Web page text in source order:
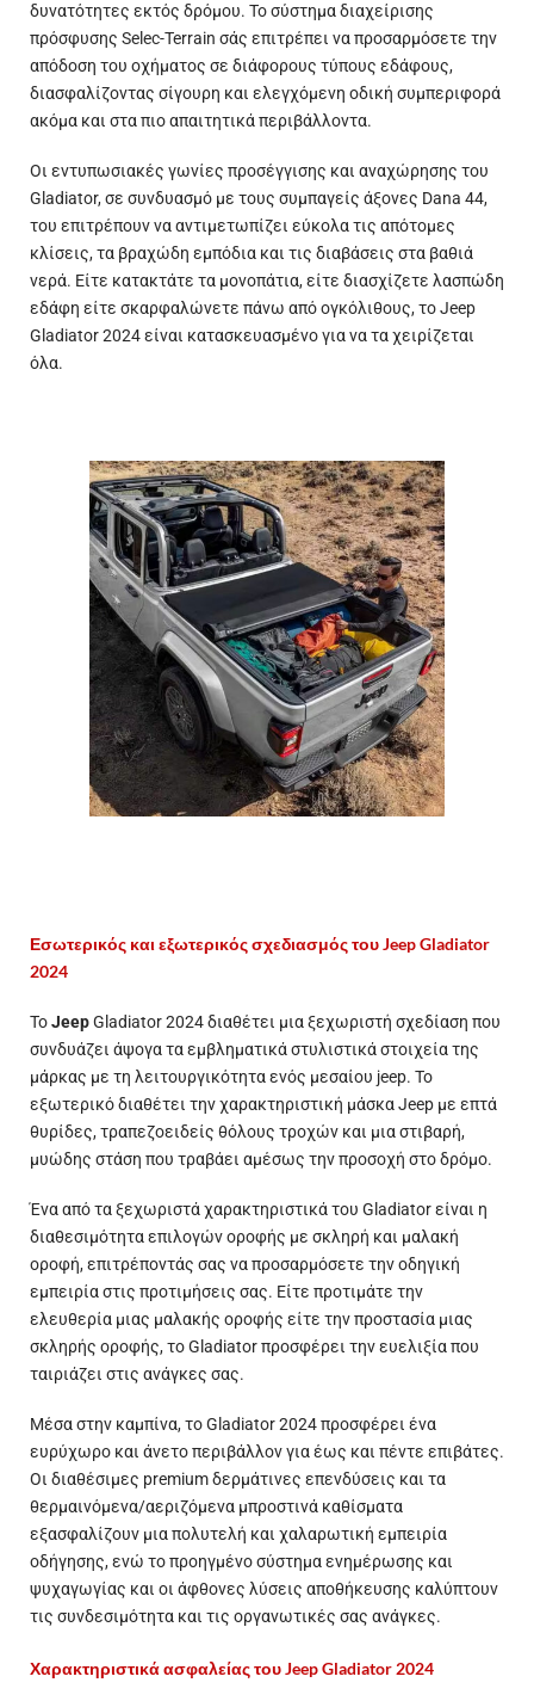
δυνατότητες εκτός δρόμου. Το σύστημα διαχείρισης
πρόσφυσης Selec-Terrain σάς επιτρέπει να προσαρμόσετε την
απόδοση του οχήματος σε διάφορους τύπους εδάφους,
διασφαλίζοντας σίγουρη και ελεγχόμενη οδική συμπεριφορά
ακόμα και στα πιο απαιτητικά περιβάλλοντα.
Οι εντυπωσιακές γωνίες προσέγγισης και αναχώρησης του
Gladiator, σε συνδυασμό με τους συμπαγείς άξονες Dana 44,
του επιτρέπουν να αντιμετωπίζει εύκολα τις απότομες
κλίσεις, τα βραχώδη εμπόδια και τις διαβάσεις στα βαθιά
νερά. Είτε κατακτάτε τα μονοπάτια, είτε διασχίζετε λασπώδη
εδάφη είτε σκαρφαλώνετε πάνω από ογκόλιθους, το Jeep
Gladiator 2024 είναι κατασκευασμένο για να τα χειρίζεται
όλα.
Εσωτερικός και εξωτερικός σχεδιασμός του Jeep Gladiator
2024
ΤοJeepGladiator 2024 διαθέτει μια ξεχωριστή σχεδίαση που
συνδυάζει άψογα τα εμβληματικά στυλιστικά στοιχεία της
μάρκας με τη λειτουργικότητα ενός μεσαίου jeep. Το
εξωτερικό διαθέτει την χαρακτηριστική μάσκα Jeep με επτά
θυρίδες, τραπεζοειδείς θόλους τροχών και μια στιβαρή,
μυώδης στάση που τραβάει αμέσως την προσοχή στο δρόμο.
Ένα από τα ξεχωριστά χαρακτηριστικά του Gladiator είναι η
διαθεσιμότητα επιλογών οροφής με σκληρή και μαλακή
οροφή, επιτρέποντάς σας να προσαρμόσετε την οδηγική
εμπειρία στις προτιμήσεις σας. Είτε προτιμάτε την
ελευθερία μιας μαλακής οροφής είτε την προστασία μιας
σκληρής οροφής, το Gladiator προσφέρει την ευελιξία που
ταιριάζει στις ανάγκες σας.
Μέσα στην καμπίνα, το Gladiator 2024 προσφέρει ένα
ευρύχωρο και άνετο περιβάλλον για έως και πέντε επιβάτες.
Οι διαθέσιμες premium δερμάτινες επενδύσεις και τα
θερμαινόμενα/αεριζόμενα μπροστινά καθίσματα
εξασφαλίζουν μια πολυτελή και χαλαρωτική εμπειρία
οδήγησης, ενώ το προηγμένο σύστημα ενημέρωσης και
ψυχαγωγίας και οι άφθονες λύσεις αποθήκευσης καλύπτουν
τις συνδεσιμότητα και τις οργανωτικές σας ανάγκες.
Χαρακτηριστικά ασφαλείας του Jeep Gladiator 2024